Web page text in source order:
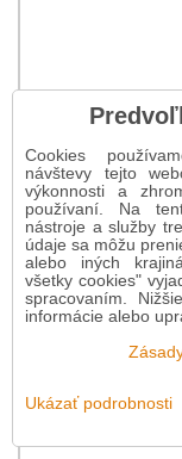
Nožnice
Cookies
návštevy tejto
výkonnosti a
používaní. Na
nástroje a služby
údaje sa môžu
alebo iných
všetky cookies"
spracovaním.
informácie alebo
Ukázať podrobnosti